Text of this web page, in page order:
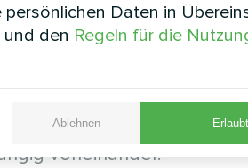
mit einer Mycond
bei Bedarf
realisierte Schema
voneinander.
Daten in
und den Regeln für die
Ablehnen